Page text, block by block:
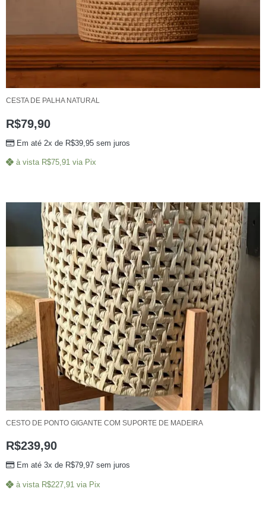
CESTA DE PALHA NATURAL
R$79,90
Em até 2x de R$39,95 sem juros
à vista R$75,91 via Pix
CESTO DE PONTO GIGANTE COM SUPORTE DE MADEIRA
R$239,90
Em até 3x de R$79,97 sem juros
à vista R$227,91 via Pix